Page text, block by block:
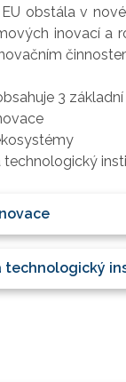
obstála v
inovací a
3
technologický